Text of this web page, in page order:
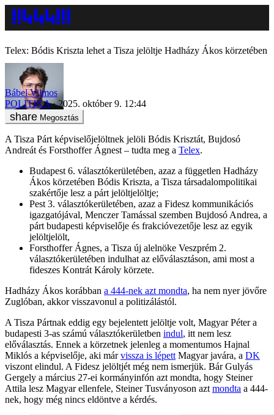
Telex: Bódis Kriszta lehet a Tisza jelöltje Hadházy Ákos körzetében
Bábel Vilmos
POLITIKA
2025. október 9. 12:44
Megosztás
A Tisza Párt képviselőjelöltnek jelöli Bódis Krisztát, Bujdosó
Andreát és Forsthoffer Ágnest – tudta meg a Telex.
Budapest 6. választókerületében, azaz a független Hadházy
Ákos körzetében Bódis Kriszta, a Tisza társadalompolitikai
szakértője lesz a párt jelöltjelöltje;
Pest 3. választókerületében, azaz a Fidesz kommunikációs
igazgatójával, Menczer Tamással szemben Bujdosó Andrea, a
párt budapesti képviselője és frakcióvezetője lesz az egyik
jelöltjelölt,
Forsthoffer Ágnes, a Tisza új alelnöke Veszprém 2.
választókerületében indulhat az előválasztáson, ami most a
fideszes Kontrát Károly körzete.
Hadházy Ákos korábban a 444-nek azt mondta, ha nem nyer jövőre
Zuglóban, akkor visszavonul a politizálástól.
A Tisza Pártnak eddig egy bejelentett jelöltje volt, Magyar Péter a
budapesti 3-as számú választókerületben indul, itt nem lesz
előválasztás. Ennek a körzetnek jelenleg a momentumos Hajnal
Miklós a képviselője, aki márvissza is lépett Magyar javára, a DK
viszont elindul. A Fidesz jelöltjét még nem ismerjük. Bár Gulyás
Gergely a március 27-ei kormányinfón azt mondta, hogy Steiner
Attila lesz Magyar ellenfele, Steiner Tusványoson azt mondta a 444-
nek, hogy még nincs eldöntve a kérdés.